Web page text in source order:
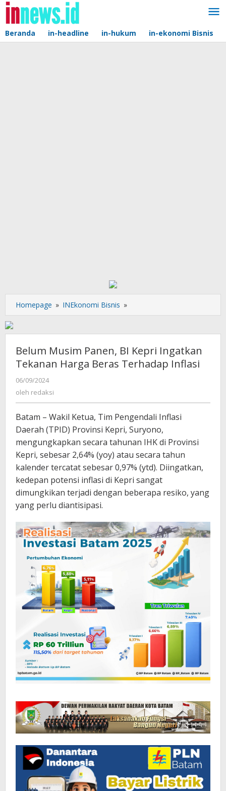
Lewati
konten
Beranda in-headline in-hukum in-ekonomi Bisnis
Homepage » INEkonomi Bisnis »
Musim
BI
Kepri
Ingatkan
Tekanan
Belum Musim Panen, BI Kepri Ingatkan
Tekanan Harga Beras Terhadap Inflasi
06/09/2024
redaksi
oleh redaksi
Batam – Wakil Ketua, Tim Pengendali Inflasi
Daerah (TPID) Provinsi Kepri, Suryono,
mengungkapkan secara tahunan IHK di Provinsi
Kepri, sebesar 2,64% (yoy) atau secara tahun
kalender tercatat sebesar 0,97% (ytd). Diingatkan,
kedepan potensi inflasi di Kepri sangat
dimungkikan terjadi dengan beberapa resiko, yang
yang perlu diantisipasi.